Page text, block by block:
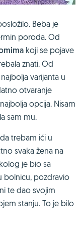
Beba je
poroda. Od
koji se pojave
znati. Od
varijanta u
otvaranje
opcija. Nisam
sam mu.
trebam ići u
svaka žena na
je bio sa
bolnicu, pozdravio
te dao svojim
stanju. To je bilo